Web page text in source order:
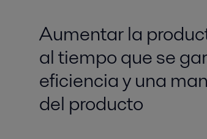
Aumentar la
al tiempo que se
eficiencia y una
del producto